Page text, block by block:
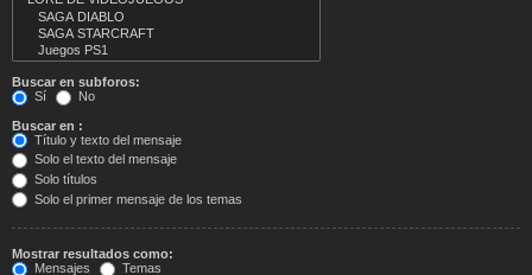
Buscar en subforos:
Sí
No
Buscar en :
Título y texto del mensaje
Solo el texto del mensaje
Solo títulos
Solo el primer mensaje de los temas
Mostrar resultados como:
Mensajes
Temas